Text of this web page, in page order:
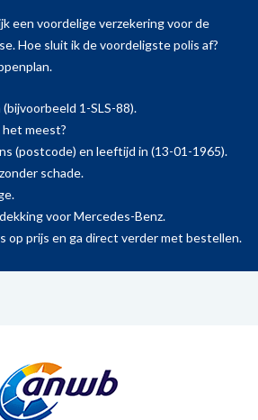
een voordelige verzekering voor de
Hoe sluit ik de voordeligste polis af?
1-SLS-88).
meest?
(postcode) en leeftijd in (13-01-1965).
schade.
voor Mercedes-Benz.
op prijs en ga direct verder met bestellen.